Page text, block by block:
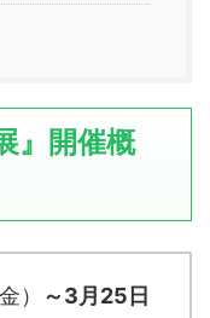
』開催概
～3月25日